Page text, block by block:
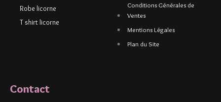
Robe licorne
T shirt licorne
Conditions Générales de
Ventes
Mentions Légales
Plan du Site
Contact